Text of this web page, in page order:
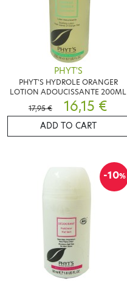
PHYT'S
PHYT'S HYDROLE ORANGER
LOTION ADOUCISSANTE 200ML
17,95 €
16,15 €
ADD TO CART
-10%